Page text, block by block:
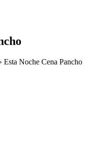
Esta Noche Cena Pancho